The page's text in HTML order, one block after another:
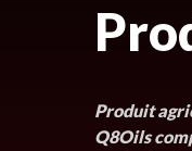
Produit
Q8Oils